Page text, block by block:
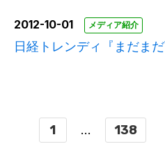
2012-10-01 メディア紹介
日経トレンディ『まだま
1 ... 138